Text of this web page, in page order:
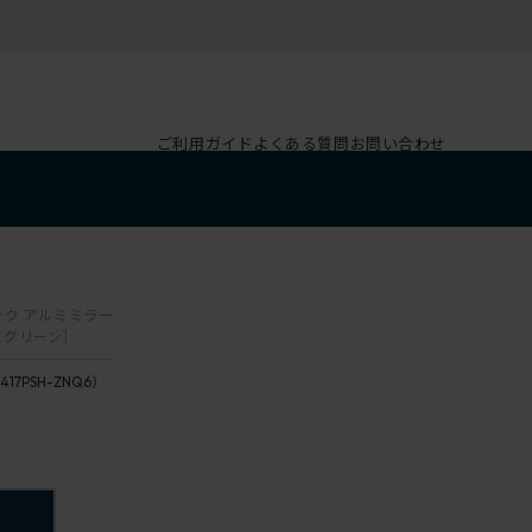
ご利用ガイド よくある質問お問い合わせ
アルミミラー
リーン］
ZNQ6）